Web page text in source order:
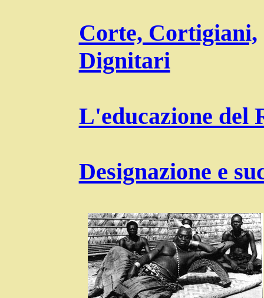
Corte, Cortigiani,
Dignitari
L'educazione del
Designazione e